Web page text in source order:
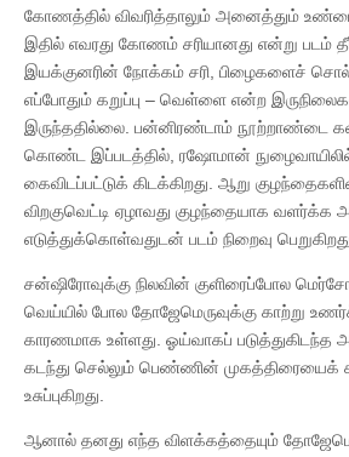
கோணத்தில் விவரித்தாலும் அனைத்தும்
இதில் எவரது கோணம் சரியானது என்று படம்
இயக்குனரின் நோக்கம் சரி, பிழைகளைச்
எப்போதும் கறுப்பு – வெள்ளை என்ற
இருந்ததில்லை. பன்னிரண்டாம் நூற்றாண்டை
கொண்ட இப்படத்தில், ரஷோமான்
கைவிடப்பட்டுக் கிடக்கிறது. ஆறு
விறகுவெட்டி ஏழாவது குழந்தையாக
எடுத்துக்கொள்வதுடன் படம் நிறைவு
சன்ஷிரோவுக்கு நிலவின் குளிரைப்போல
வெய்யில் போல தோஜேமெருவுக்கு காற்று
காரணமாக உள்ளது. ஓய்வாகப் படுத்துகிடந்த
கடந்து செல்லும் பெண்ணின் முகத்திரையைக்
உசுப்புகிறது.
ஆனால் தனது எந்த விளக்கத்தையும்